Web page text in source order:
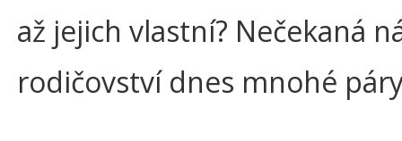
až jejich vlastní? Nečekaná
rodičovství dnes mnohé